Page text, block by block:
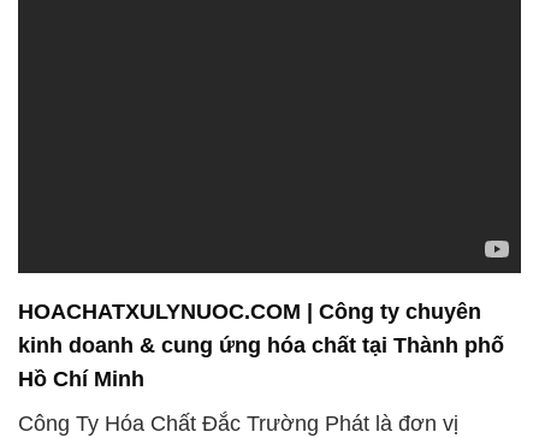
Công Ty Hóa Chất Đắc Trường Phát là đơn vị
chuyên kinh doanh và phân phối hóa chất, đặc biệt
hướng đến việc đáp ứng nhu cầu đặc thù của
ngành công nghiệp dệt nhuộm. Chúng tôi tự hào
cung cấp một loạt sản phẩm chất lượng cao được